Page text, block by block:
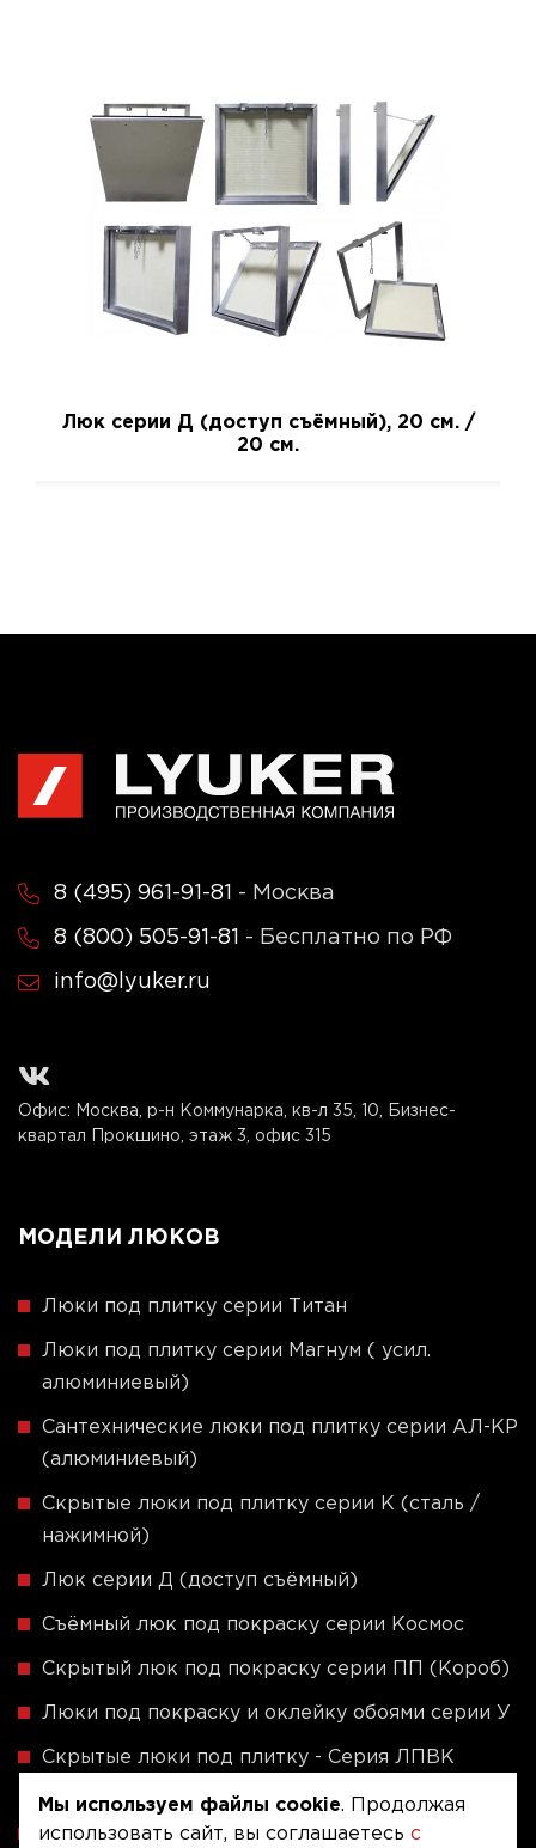
Люк серии Д (доступ съёмный), 20 см. /
20 см.
8 (495) 961-91-81 - Москва
8 (800) 505-91-81 - Бесплатно по РФ
info@lyuker.ru
Офис: Москва, р-н Коммунарка, кв-л 35, 10, Бизнес-
квартал Прокшино, этаж 3, офис 315
МОДЕЛИ ЛЮКОВ
Люки под плитку серии Титан
Люки под плитку серии Магнум ( усил.
алюминиевый)
Сантехнические люки под плитку серии АЛ-КР
(алюминиевый)
Скрытые люки под плитку серии K (сталь /
нажимной)
Люк серии Д (доступ съёмный)
Съёмный люк под покраску серии Космос
Скрытый люк под покраску серии ПП (Короб)
Люки под покраску и оклейку обоями серии У
Скрытые люки под плитку - Серия ЛПВК
Ревизионные люки серии A (сталь / присоска)
Мы используем файлы cookie. Продолжая
использовать сайт, вы соглашаетесь с